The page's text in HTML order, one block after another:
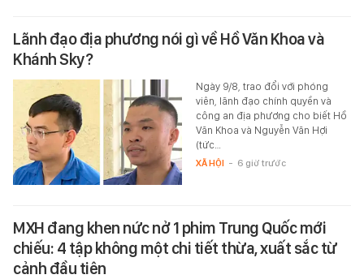
Lãnh đạo địa phương nói gì về Hồ Văn Khoa và
Khánh Sky?
Ngày 9/8, trao đổi với phóng
viên, lãnh đạo chính quyền và
công an địa phương cho biết Hồ
Văn Khoa và Nguyễn Văn Hợi
(tức…
XÃ HỘI - 6 giờ trước
MXH đang khen nức nở 1 phim Trung Quốc mới
chiếu: 4 tập không một chi tiết thừa, xuất sắc từ
cảnh đầu tiên